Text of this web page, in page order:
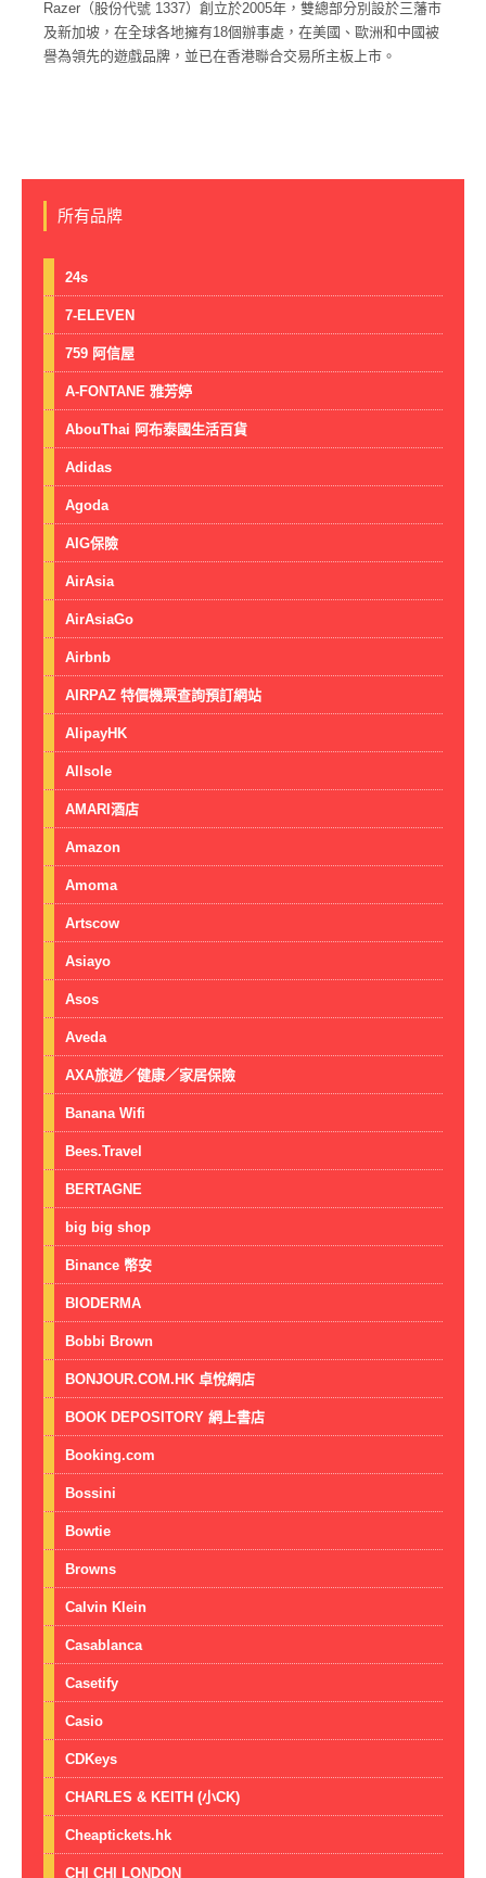
Razer（股份代號 1337）創立於2005年，雙總部分別設於三藩市
及新加坡，在全球各地擁有18個辦事處，在美國、歐洲和中國被
譽為領先的遊戲品牌，並已在香港聯合交易所主板上市。
所有品牌
24s
7-ELEVEN
759 阿信屋
A-FONTANE 雅芳婷
AbouThai 阿布泰國生活百貨
Adidas
Agoda
AIG保險
AirAsia
AirAsiaGo
Airbnb
AIRPAZ 特價機票查詢預訂網站
AlipayHK
Allsole
AMARI酒店
Amazon
Amoma
Artscow
Asiayo
Asos
Aveda
AXA旅遊／健康／家居保險
Banana Wifi
Bees.Travel
BERTAGNE
big big shop
Binance 幣安
BIODERMA
Bobbi Brown
BONJOUR.COM.HK 卓悅網店
BOOK DEPOSITORY 網上書店
Booking.com
Bossini
Bowtie
Browns
Calvin Klein
Casablanca
Casetify
Casio
CDKeys
CHARLES & KEITH (小CK)
Cheaptickets.hk
CHI CHI LONDON